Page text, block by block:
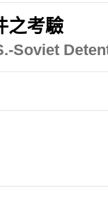
之考驗
Soviet